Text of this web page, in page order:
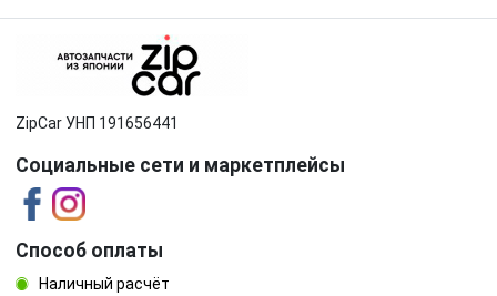
ZipCar УНП 191656441
Социальные сети и маркетплейсы
Способ оплаты
Наличный расчёт